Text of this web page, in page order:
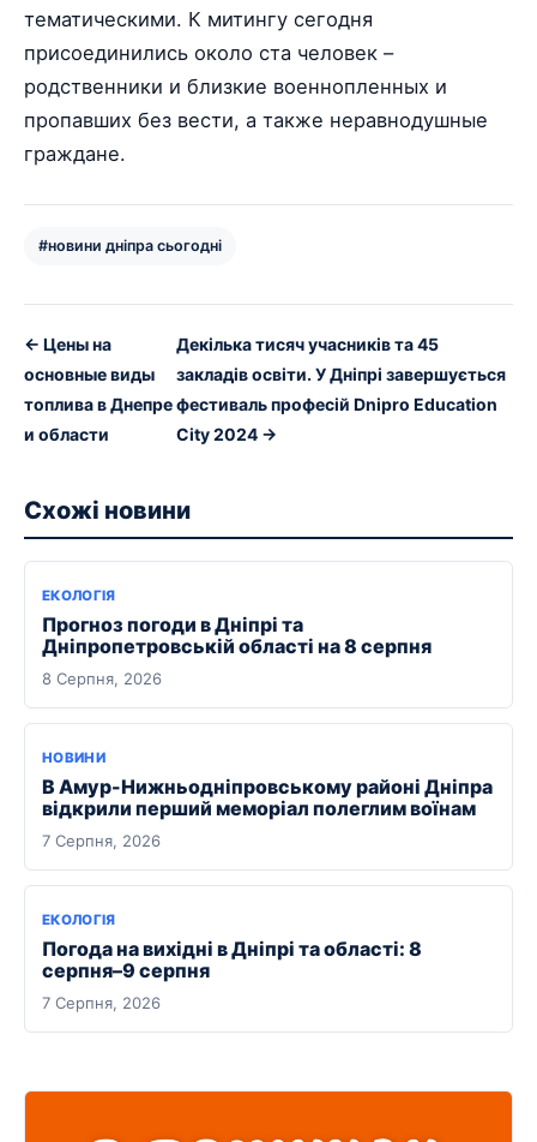
тематическими. К митингу сегодня
присоединились около ста человек –
родственники и близкие военнопленных и
пропавших без вести, а также неравнодушные
граждане.
#новини дніпра сьогодні
← Цены на
основные виды
топлива в Днепре
и области
Декілька тисяч учасників та 45
закладів освіти. У Дніпрі завершується
фестиваль професій Dnipro Education
City 2024 →
Схожі новини
ЕКОЛОГІЯ
Прогноз погоди в Дніпрі та
Дніпропетровській області на 8 серпня
8 Серпня, 2026
НОВИНИ
В Амур-Нижньодніпровському районі Дніпра
відкрили перший меморіал полеглим воїнам
7 Серпня, 2026
ЕКОЛОГІЯ
Погода на вихідні в Дніпрі та області: 8
серпня–9 серпня
7 Серпня, 2026